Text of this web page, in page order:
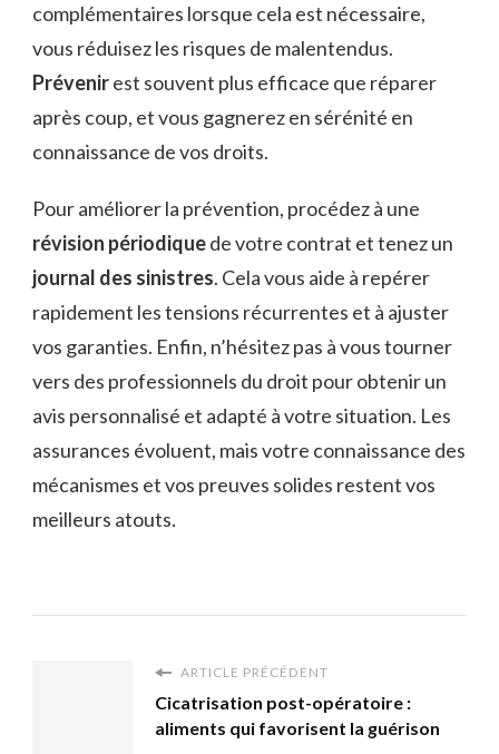
complémentaires lorsque cela est nécessaire,
vous réduisez les risques de malentendus.
Prévenirest souvent plus efficace que réparer
après coup, et vous gagnerez en sérénité en
connaissance de vos droits.
Pour améliorer la prévention, procédez à une
révision périodiquede votre contrat et tenez un
journal des sinistres. Cela vous aide à repérer
rapidement les tensions récurrentes et à ajuster
vos garanties. Enfin, n’hésitez pas à vous tourner
vers des professionnels du droit pour obtenir un
avis personnalisé et adapté à votre situation. Les
assurances évoluent, mais votre connaissance des
mécanismes et vos preuves solides restent vos
meilleurs atouts.
ARTICLE PRÉCÉDENT
Cicatrisation post-opératoire :
aliments qui favorisent la guérison